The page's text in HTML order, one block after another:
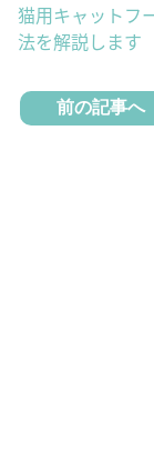
猫用キャットフ
法を解説します
前の記事へ